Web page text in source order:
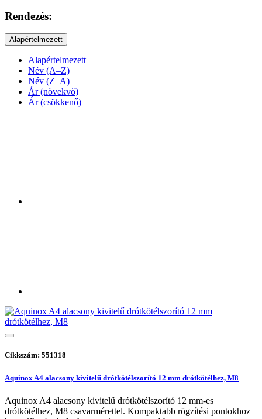
Rendezés:
Alapértelmezett
Alapértelmezett
Név (A–Z)
Név (Z–A)
Ár (növekvő)
Ár (csökkenő)
Cikkszám: 551318
Aquinox A4 alacsony kivitelű drótkötélszorító 12 mm drótkötélhez, M8
Aquinox A4 alacsony kivitelű drótkötélszorító 12 mm-es
drótkötélhez, M8 csavarmérettel. Kompaktabb rögzítési pontokhoz